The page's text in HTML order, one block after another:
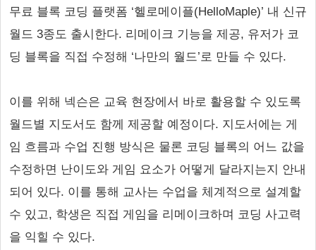
무료 블록 코딩 플랫폼 ‘헬로메이플(HelloMaple)’ 내 신규
월드 3종도 출시한다. 리메이크 기능을 제공, 유저가 코
딩 블록을 직접 수정해 ‘나만의 월드’로 만들 수 있다.
이를 위해 넥슨은 교육 현장에서 바로 활용할 수 있도록
월드별 지도서도 함께 제공할 예정이다. 지도서에는 게
임 흐름과 수업 진행 방식은 물론 코딩 블록의 어느 값을
수정하면 난이도와 게임 요소가 어떻게 달라지는지 안내
되어 있다. 이를 통해 교사는 수업을 체계적으로 설계할
수 있고, 학생은 직접 게임을 리메이크하며 코딩 사고력
을 익힐 수 있다.